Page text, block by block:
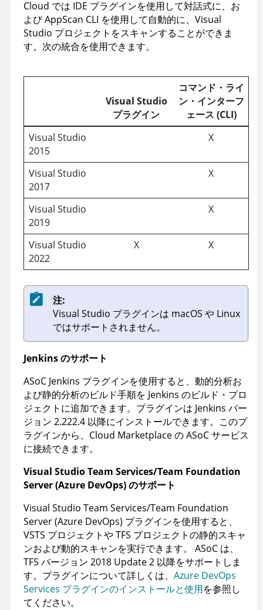
Cloud では IDE プラグインを使用して対話式に、お
よびAppScan CLI を使用して自動的に、Visual
Studio プロジェクトをスキャンすることができま
す。次の統合を使用できます。
Visual Studio
プラグイン
コマンド・ライ
ン・インターフ
ェース (CLI)
Visual Studio
2015
X
Visual Studio
2017
X
Visual Studio
2019
X
Visual Studio
2022
X X
注:
Visual Studio プラグインは macOS や Linux
ではサポートされません。
Jenkins のサポート
ASoC Jenkins プラグインを使用すると、動的分析お
よび静的分析のビルド手順を Jenkins のビルド・プロ
ジェクトに追加できます。プラグインは Jenkins バー
ジョン 2.222.4 以降にインストールできます。このプ
ラグインから、 Cloud MarketplaceのASoCサービス
に接続できます。
Visual Studio Team Services/Team Foundation
Server (Azure DevOps) のサポート
Visual Studio Team Services/Team Foundation
Server (Azure DevOps) プラグインを使用すると、
VSTS プロジェクトや TFS プロジェクトの静的スキャ
ンおよび動的スキャンを実行できます。 ASoC は、
TFS バージョン 2018 Update 2 以降をサポートしま
す。プラグインについて詳しくは、 Azure DevOps
Services プラグインのインストールと使用を参照し
てください。